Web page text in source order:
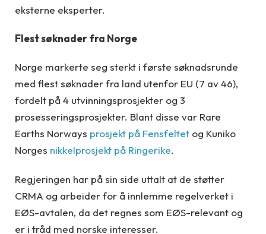
eksterne eksperter.
Flest søknader fra Norge
Norge markerte seg sterkt i første søknadsrunde
med flest søknader fra land utenfor EU (7 av 46),
fordelt på 4 utvinningsprosjekter og 3
prosesseringsprosjekter. Blant disse var Rare
Earths Norways prosjekt på Fensfeltet og Kuniko
Norges nikkelprosjekt på Ringerike.
Regjeringen har på sin side uttalt at de støtter
CRMA og arbeider for å innlemme regelverket i
EØS-avtalen, da det regnes som EØS-relevant og
er i tråd med norske interesser.